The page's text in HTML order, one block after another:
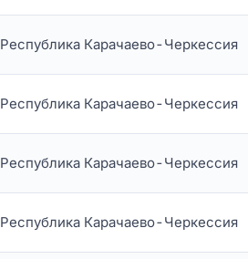
Республика Карачаево-Черкессия
Республика Карачаево-Черкессия
Республика Карачаево-Черкессия
Республика Карачаево-Черкессия